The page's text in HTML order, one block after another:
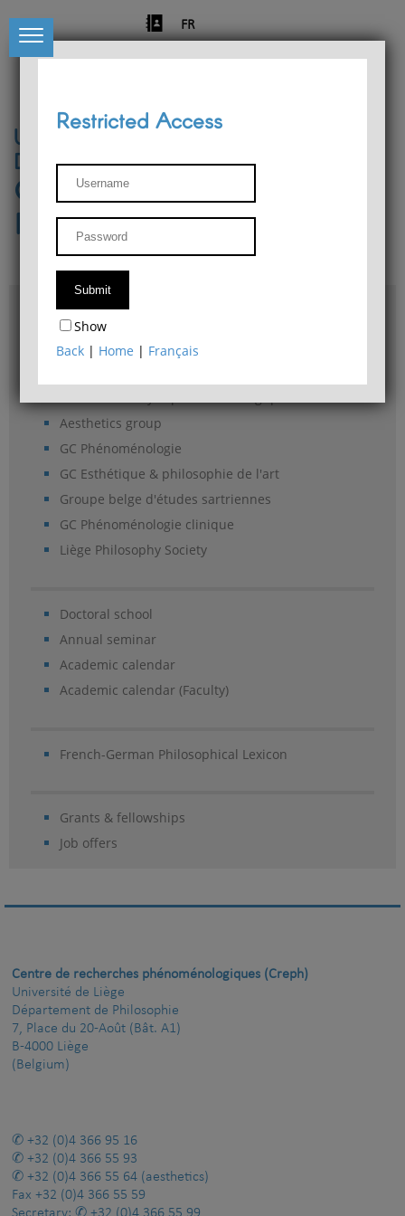
FR
University of Liège
Départment of Philosophy
Center for Phenomenological
Research
Access & maps
Philosophy Department Library
Aesthetics group
GC Phénoménologie
GC Esthétique & philosophie de l'art
Groupe belge d'études sartriennes
GC Phénoménologie clinique
Liège Philosophy Society
Doctoral school
Annual seminar
Academic calendar
Academic calendar (Faculty)
French-German Philosophical Lexicon
Grants & fellowships
Job offers
Restricted Access
Show
Back | Home | Français
Centre de recherches phénoménologiques (Creph)
Université de Liège
Département de Philosophie
7, Place du 20-Août (Bât. A1)
B-4000 Liège
(Belgium)
+32 (0)4 366 95 16
+32 (0)4 366 55 93
+32 (0)4 366 55 64 (aesthetics)
Fax +32 (0)4 366 55 59